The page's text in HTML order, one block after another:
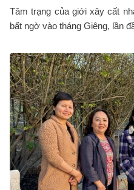
Tâm trạng của giới xây cất
bất ngờ vào tháng Giêng, lần